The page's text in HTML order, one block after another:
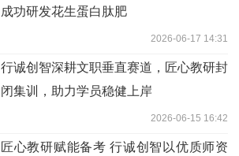
成功研发花生蛋白肽肥
2026-06-17 14:31
行诚创智深耕文职垂直赛道，匠心教研封
闭集训，助力学员稳健上岸
2026-06-15 16:42
匠心教研赋能备考 行诚创智以优质师资